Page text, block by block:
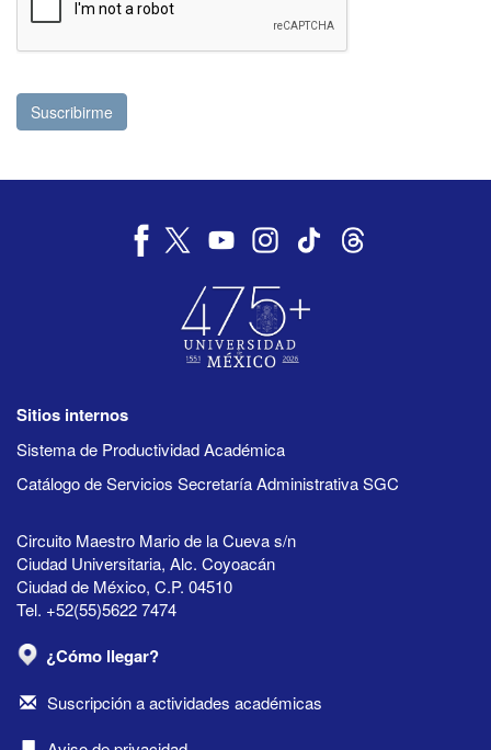
Sitios internos
Sistema de Productividad Académica
Catálogo de Servicios Secretaría Administrativa SGC
Circuito Maestro Mario de la Cueva s/n
Ciudad Universitaria, Alc. Coyoacán
Ciudad de México, C.P. 04510
Tel. +52(55)5622 7474
¿Cómo llegar?
Suscripción a actividades académicas